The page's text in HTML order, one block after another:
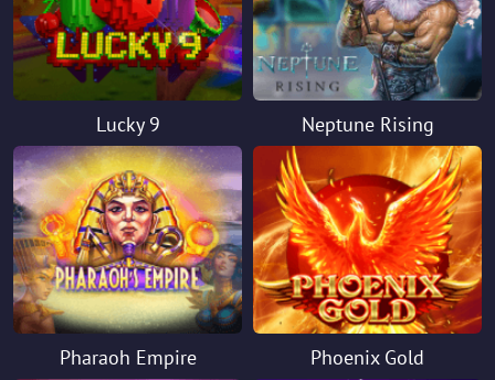
Lucky 9 Neptune Rising
Pharaoh Empire Phoenix Gold